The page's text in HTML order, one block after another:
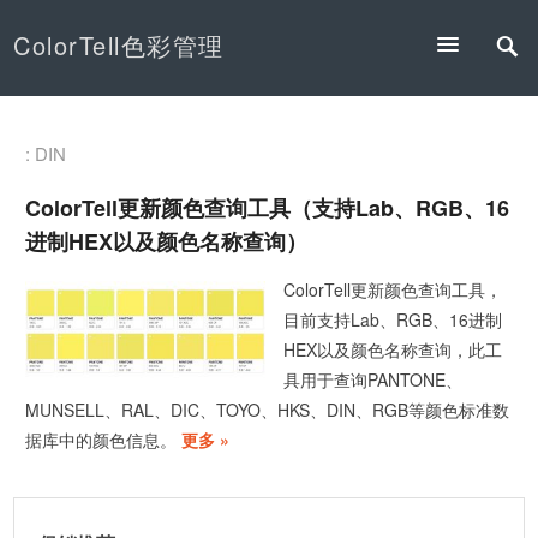
ColorTell色彩管理
: DIN
ColorTell更新颜色查询工具（支持Lab、RGB、16
进制HEX以及颜色名称查询）
ColorTell更新颜色查询工具，
目前支持Lab、RGB、16进制
HEX以及颜色名称查询，此工
具用于查询PANTONE、
MUNSELL、RAL、DIC、TOYO、HKS、DIN、RGB等颜色标准数
据库中的颜色信息。
更多 »